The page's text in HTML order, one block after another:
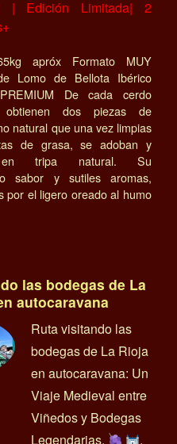
| Edición Limitada| 2
apróx Formato MUY
Lomo de Bellota Ibérico
De cada cerdo
dos piezas de
natural que una vez limpias
de grasa, se adoban y
en tripa natural. Su
sabor y sutiles aromas,
por el ligero oreado al humo
las bodegas de La
autocaravana
Ruta visitando las
bodegas de La Rioja
en autocaravana: Un
Viaje Medieval entre
Viñedos y Bodegas
Legendarias.
.